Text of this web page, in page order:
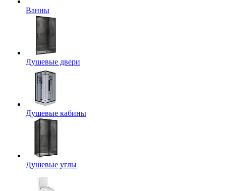
Ванны
Душевые двери
Душевые кабины
Душевые углы